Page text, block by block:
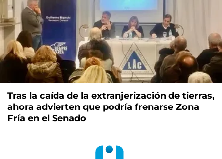
Tras la caída de la extranjerización de tierras,
ahora advierten que podría frenarse Zona
Fría en el Senado